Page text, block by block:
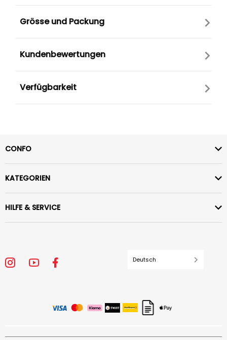
Grösse und Packung
Kundenbewertungen
Verfügbarkeit
CONFO
KATEGORIEN
HILFE & SERVICE
Deutsch